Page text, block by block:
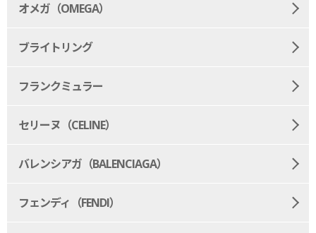
オメガ（OMEGA）
ブライトリング
フランクミュラー
セリーヌ（CELINE）
バレンシアガ（BALENCIAGA）
フェンディ（FENDI）